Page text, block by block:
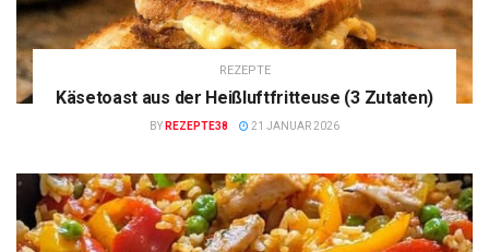
REZEPTE
Käsetoast aus der Heißluftfritteuse (3 Zutaten)
BY REZEPTE38 21 JANUAR 2026